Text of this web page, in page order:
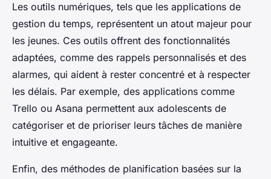
Les outils numériques, tels que les applications de
gestion du temps, représentent un atout majeur pour
les jeunes. Ces outils offrent des fonctionnalités
adaptées, comme des rappels personnalisés et des
alarmes, qui aident à rester concentré et à respecter
les délais. Par exemple, des applications comme
Trello ou Asana permettent aux adolescents de
catégoriser et de prioriser leurs tâches de manière
intuitive et engageante.
Enfin, des méthodes de planification basées sur la